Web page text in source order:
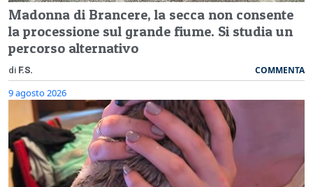
Madonna di Brancere, la secca non consente
la processione sul grande fiume. Si studia un
percorso alternativo
di F.S. COMMENTA
9 agosto 2026